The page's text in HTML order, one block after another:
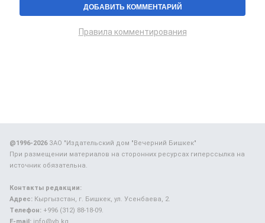
Правила комментирования
@1996-2026ЗАО "Издательский дом "Вечерний Бишкек"
При размещении материалов на сторонних ресурсах гиперссылка на
источник обязательна.
Контакты редакции:
Адрес: Кыргызстан, г. Бишкек, ул. Усенбаева, 2.
Телефон: +996 (312) 88-18-09.